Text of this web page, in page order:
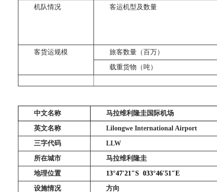
机队情况 客运机型及数量
客货运规模 旅客数量（百万）
载重货物（吨）
中文名称 马拉维利隆圭国际机场
英文名称 Lilongwe International Airport
三字代码 LLW
所在城市 马拉维利隆圭
地理位置 13°47′21 ″S 033°46′51 ″E
设施情况 方向